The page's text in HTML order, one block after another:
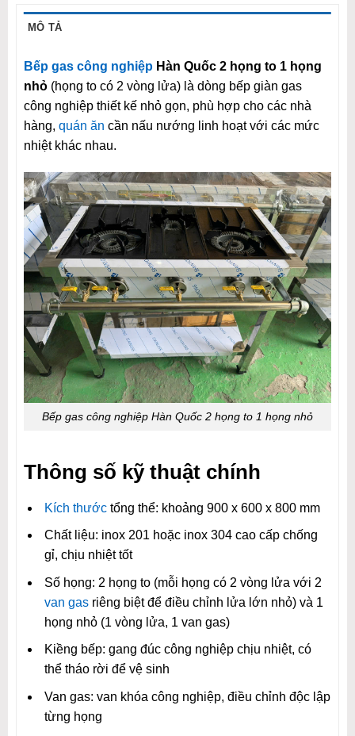
MÔ TẢ
Bếp gas công nghiệpHàn Quốc 2 họng to 1 họng
nhỏ(họng to có 2 vòng lửa) là dòng bếp giàn gas
công nghiệp thiết kế nhỏ gọn, phù hợp cho các nhà
hàng, quán ăn cần nấu nướng linh hoạt với các mức
nhiệt khác nhau.
Bếp gas công nghiệp Hàn Quốc 2 họng to 1 họng nhỏ
Thông số kỹ thuật chính
Kích thướctổng thể: khoảng 900 x 600 x 800 mm
Chất liệu: inox 201 hoặc inox 304 cao cấp chống
gỉ, chịu nhiệt tốt
Số họng: 2 họng to (mỗi họng có 2 vòng lửa với 2
van gasriêng biệt để điều chỉnh lửa lớn nhỏ) và 1
họng nhỏ (1 vòng lửa, 1 van gas)
Kiềng bếp: gang đúc công nghiệp chịu nhiệt, có
thể tháo rời để vệ sinh
Van gas: van khóa công nghiệp, điều chỉnh độc lập
từng họng